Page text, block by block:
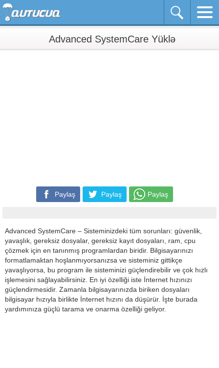
Advanced SystemCare Yüklə
Paylaş Paylaş Paylaş
Advanced SystemCare – Sisteminizdeki tüm sorunları: güvenlik,
yavaşlık, gereksiz dosyalar, gereksiz kayıt dosyaları, ram, cpu
çözmek için en tanınmış programlardan biridir. Bilgisayarınızı
formatlamaktan hoşlanmıyorsanızsa ve sisteminiz gittikçe
yavaşlıyorsa, bu program ile sisteminizi güçlendirebilir ve çok hızlı
işlemesini sağlayabilirsiniz. En iyi özelliği iste İnternet hızınızı
güçlendirmesidir. Zamanla bilgisayarınızda biriken dosyaları
bilgisayar hızıyla birlikte İnternet hızını da düşürür. İşte burada
yardımınıza güçlü tarama ve onarma özelliği geliyor.